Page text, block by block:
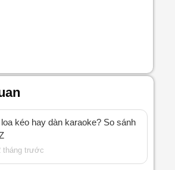
kéo hay dàn karaoke? So sánh
tháng trước